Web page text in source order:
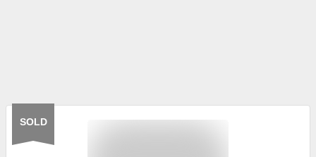
SOLD